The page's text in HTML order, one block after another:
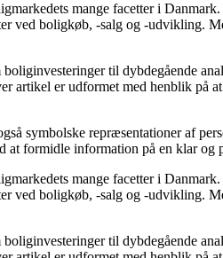
mange facetter i
ved boligkøb, -salg og -udvikling.
til dybdegående
er udformet med henblik på
symbolske repræsentationer af
at formidle information på en klar
mange facetter i
ved boligkøb, -salg og -udvikling.
til dybdegående